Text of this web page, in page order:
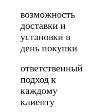
возможность
доставки и
установки в
день покупки
ответственный
подход к
каждому
клиенту